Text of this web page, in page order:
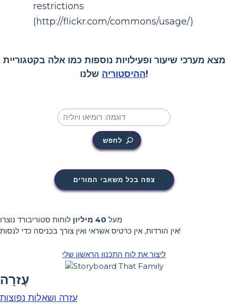
restrictions
(http://flickr.com/commons/usage/)
מצא מערכי שיעור ופעילויות נוספות כמו אלה בקטגוריית
ההיסטוריהשלנו!
לחפש
צפה בכל משאבי המורים
מעל 40 מיליון
לוחות סטוריבורד נוצרו
אין הורדות, אין כרטיס אשראי ואין צורך בכניסה כדי לנסות!
ליצור את לוח התכנון הראשון שלי
עֶזרָה
עזרה ושאלות נפוצות